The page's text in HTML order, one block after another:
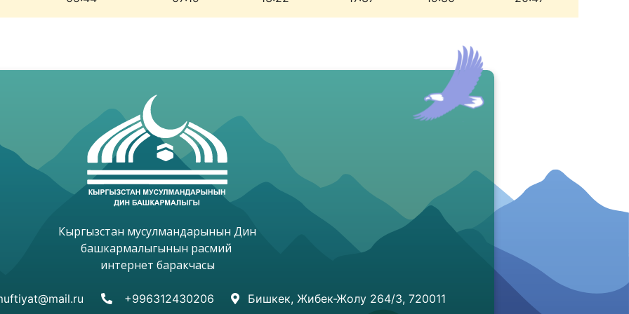
Кыргызстан мусулмандарынын Дин
башкармалыгынын расмий
интернет баракчасы
+996312430206 Бишкек, Жибек-Жолу 264/3, 720011